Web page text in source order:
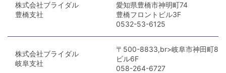
株式会社ブライダル
豊橋支社
愛知県豊橋市神明町74
豊橋フロントビル3F
0532-53-6125
株式会社ブライダル
岐阜支社
〒500-8833,br>岐阜市神田町
ビル6F
058-264-6727